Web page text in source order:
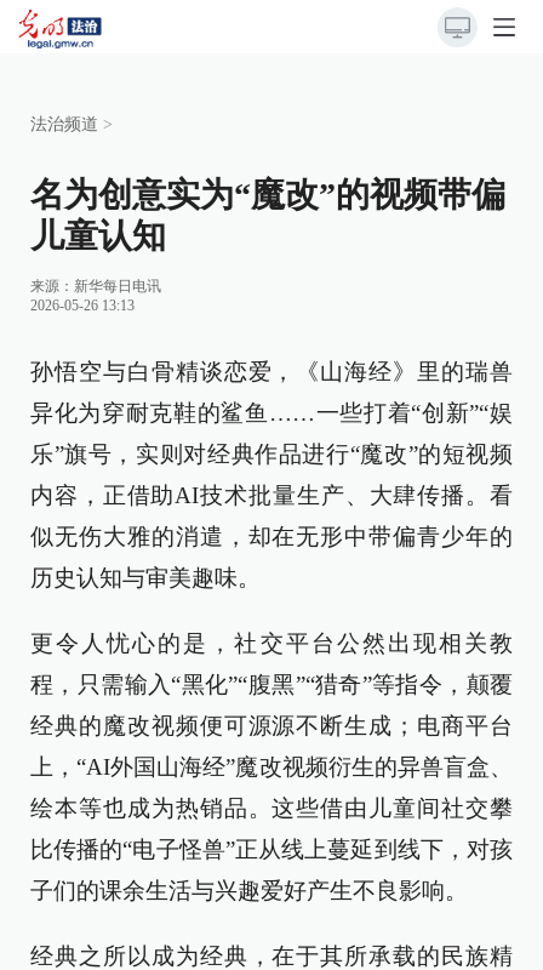
法治频道 >
名为创意实为“魔改”的视频带偏
儿童认知
来源： 新华每日电讯
2026-05-26 13:13
孙悟空与白骨精谈恋爱，《山海经》里的瑞兽
异化为穿耐克鞋的鲨鱼……一些打着“创新”“娱
乐”旗号，实则对经典作品进行“魔改”的短视频
内容，正借助AI技术批量生产、大肆传播。看
似无伤大雅的消遣，却在无形中带偏青少年的
历史认知与审美趣味。
更令人忧心的是，社交平台公然出现相关教
程，只需输入“黑化”“腹黑”“猎奇”等指令，颠覆
经典的魔改视频便可源源不断生成；电商平台
上，“AI外国山海经”魔改视频衍生的异兽盲盒、
绘本等也成为热销品。这些借由儿童间社交攀
比传播的“电子怪兽”正从线上蔓延到线下，对孩
子们的课余生活与兴趣爱好产生不良影响。
经典之所以成为经典，在于其所承载的民族精